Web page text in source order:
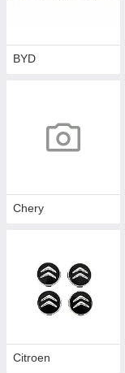
BYD
Chery
Citroen